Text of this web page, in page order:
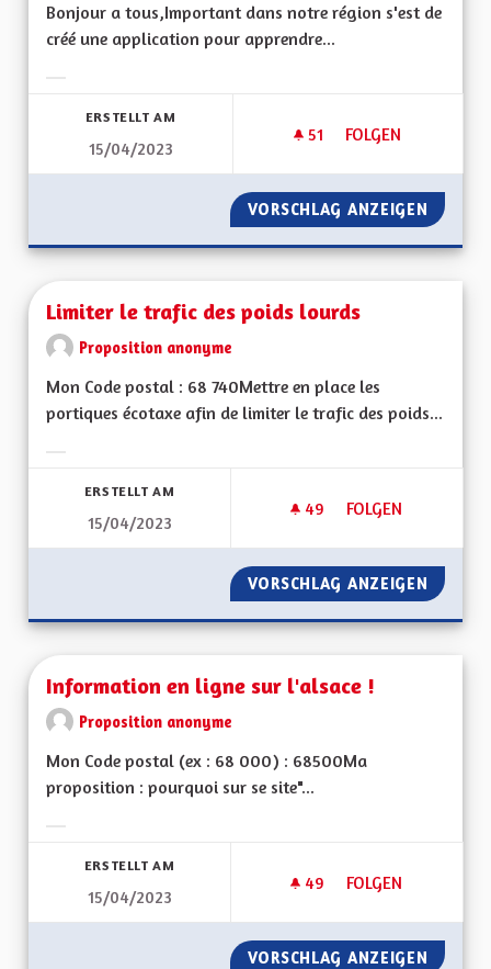
Bonjour a tous,Important dans notre région s'est de
créé une application pour apprendre...
ERSTELLT AM
15/04/2023
51 51 FOLLOWER
FOLGEN
CRÉER UNE
VORSCHLAG ANZEIGEN
Limiter le trafic des poids lourds
Proposition anonyme
Mon Code postal : 68 740Mettre en place les
portiques écotaxe afin de limiter le trafic des poids...
ERSTELLT AM
15/04/2023
49 49 FOLLOWER
FOLGEN
LIMITER LE TRAFIC
VORSCHLAG ANZEIGEN
Information en ligne sur l'alsace !
Proposition anonyme
Mon Code postal (ex : 68 000) : 68500Ma
proposition : pourquoi sur se site"...
ERSTELLT AM
15/04/2023
49 49 FOLLOWER
FOLGEN
INFORMATION EN
VORSCHLAG ANZEIGEN